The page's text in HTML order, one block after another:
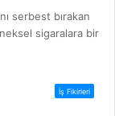
serbest bırakan
sigaralara bir
İş Fikirleri